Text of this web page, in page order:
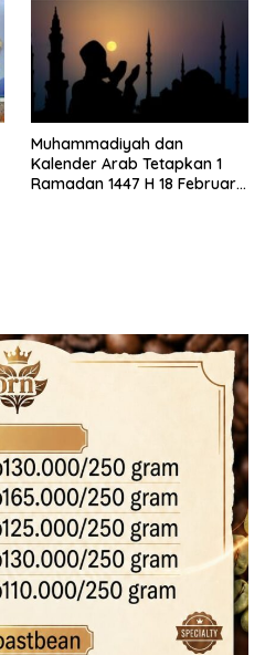
Muhammadiyah dan
Kalender Arab Tetapkan 1
Ramadan 1447 H 18 Februari